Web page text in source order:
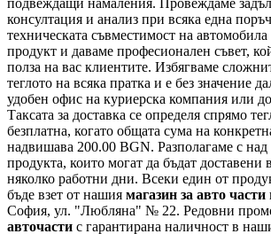
подвеждащи намаления. Провеждаме
консултация и анализ при всяка една
техническата съвместимост на
продукт и даваме професионален съвет,
полза на вас клиентите. Избягваме
теглото на всяка пратка и е без значение
удобен офис на куриерска компания или до
Таксата за доставка се определя спрямо
безплатна, когато общата сума на
надвишава 200.00 BGN. Разполагаме с над
продукта, които могат да бъдат доставени
няколко работни дни. Всеки един от
бъде взет от нашия магазин за авто части
София, ул. "Любляна" № 22. Редовни
авточасти с гарантирана наличност в